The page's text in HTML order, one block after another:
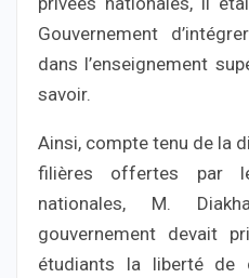
Gouvernement
dans l’enseignement
savoir.
Ainsi, compte tenu de la
filières offertes par
nationales, M.
gouvernement devait
étudiants la liberté de